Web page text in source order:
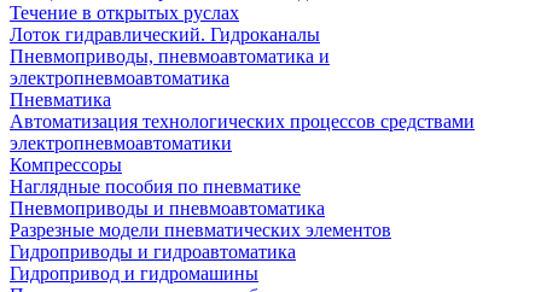
Течение в открытых руслах
Лоток гидравлический. Гидроканалы
Пневмоприводы, пневмоавтоматика и
электропневмоавтоматика
Пневматика
Автоматизация технологических процессов средствами
электропневмоавтоматики
Компрессоры
Наглядные пособия по пневматике
Пневмоприводы и пневмоавтоматика
Разрезные модели пневматических элементов
Гидроприводы и гидроавтоматика
Гидропривод и гидромашины